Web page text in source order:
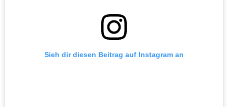
Sieh dir diesen Beitrag auf Instagram an